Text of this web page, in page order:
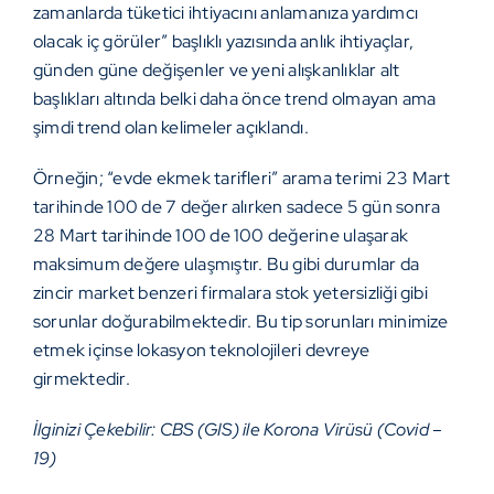
zamanlarda tüketici ihtiyacını anlamanıza yardımcı
olacak iç görüler” başlıklı yazısında anlık ihtiyaçlar,
günden güne değişenler ve yeni alışkanlıklar alt
başlıkları altında belki daha önce trend olmayan ama
şimdi trend olan kelimeler açıklandı.
Örneğin; “evde ekmek tarifleri” arama terimi 23 Mart
tarihinde 100 de 7 değer alırken sadece 5 gün sonra
28 Mart tarihinde 100 de 100 değerine ulaşarak
maksimum değere ulaşmıştır. Bu gibi durumlar da
zincir market benzeri firmalara stok yetersizliği gibi
sorunlar doğurabilmektedir. Bu tip sorunları minimize
etmek içinse lokasyon teknolojileri devreye
girmektedir.
İlginizi Çekebilir: CBS (GIS) ile Korona Virüsü (Covid –
19)